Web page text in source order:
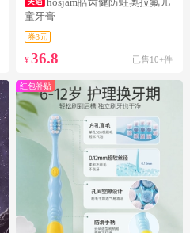
童牙膏
券3元
¥36.8 已售10+件
红包补贴